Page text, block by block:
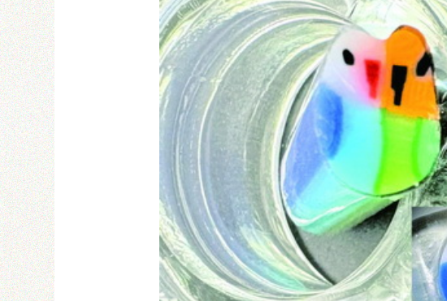
會員登入
Email
密碼
登入
註冊新會員
使用LINE登入